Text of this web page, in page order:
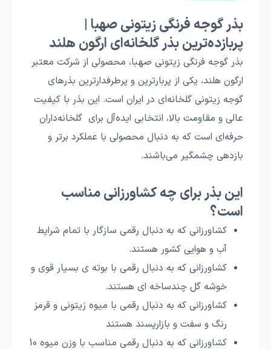
بذر گوجه فرنگی زیتونی صهبا |
پربازده‌ترین بذر گلخانه‌ای ارگون هلند
بذر گوجه فرنگی زیتونی صهبا، محصولی از شرکت معتبر
ارگون هلند، یکی از پربارترین و پرطرفدارترین بذرهای
گوجه زیتونی گلخانه‌ای در ایران است. این بذر با کیفیت
عالی و مقاومت بالا، انتخابی ایده‌آل برای گلخانه‌داران
حرفه‌ای است که به دنبال محصولی با عملکرد برتر و
بازدهی چشمگیر می‌باشند.
این بذر برای چه کشاورزانی مناسب
است؟
کشاورزانی که به دنبال رقمی سازگار با تمام شرایط
آب و هوایی کشور هستند.
کشاورزانی که به دنبال رقمی با بوته ی بسیار قوی و
خوشه گل چندساخه ای هستند.
کشاورزانی که به دنبال رقمی با میوه زیتونی و قرمز
رنگ و سفت و بازارپسند هستند
کشاورزانی که به دنبال رقمی مناسب با وزن میوه 10